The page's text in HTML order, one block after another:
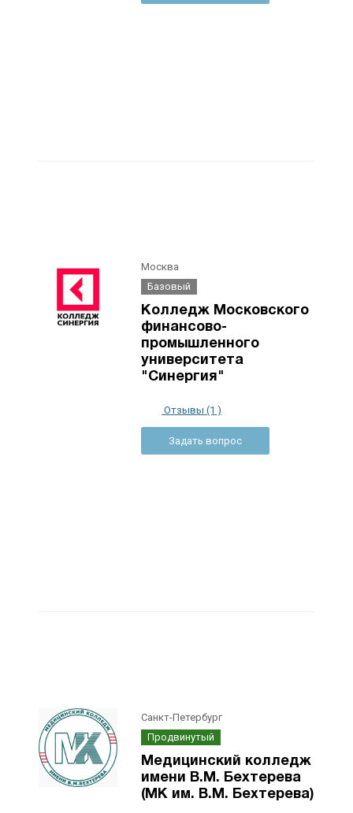
Москва
Базовый
Колледж Московского
финансово-
промышленного
университета
"Синергия"
Отзывы (1 )
Задать вопрос
Санкт-Петербург
Продвинутый
Медицинский колледж
имени В.М. Бехтерева
(МК им. В.М. Бехтерева)